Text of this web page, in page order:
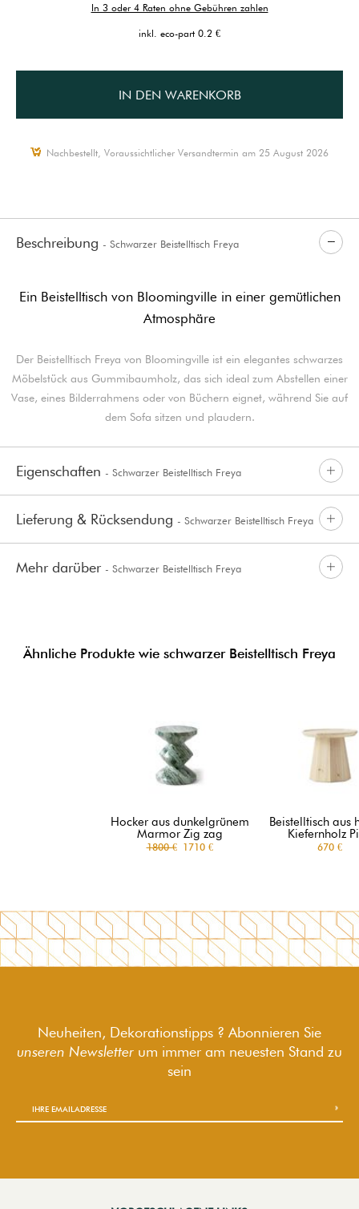
In 3 oder 4 Raten ohne Gebühren zahlen
inkl. eco-part 0.2 €
IN DEN WARENKORB
Nachbestellt, Voraussichtlicher Versandtermin am 25 August 2026
Beschreibung - Schwarzer Beistelltisch Freya
Ein Beistelltisch von Bloomingville in einer gemütlichen
Atmosphäre
Der Beistelltisch Freya von Bloomingville ist ein elegantes schwarzes
Möbelstück aus Gummibaumholz, das sich ideal zum Abstellen einer
Vase, eines Bilderrahmens oder von Büchern eignet, während Sie auf
dem Sofa sitzen und plaudern.
Eigenschaften - Schwarzer Beistelltisch Freya
Lieferung & Rücksendung - Schwarzer Beistelltisch Freya
Mehr darüber - Schwarzer Beistelltisch Freya
Ähnliche Produkte wie schwarzer Beistelltisch Freya
Hocker aus dunkelgrünem
Marmor Zig zag
1800 €1710 €
Beistelltisch aus
Kiefernholz
670 €
Neuheiten, Dekorationstipps ? Abonnieren Sie
unseren Newsletter um immer am neuesten Stand zu
sein